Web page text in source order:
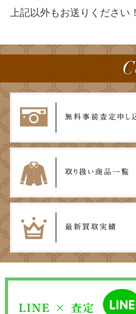
上記以外もお送りください！